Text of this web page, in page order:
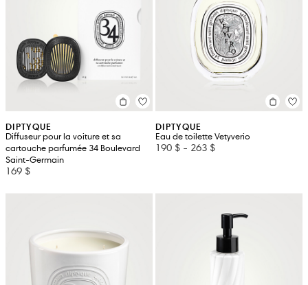
DIPTYQUE
Diffuseur pour la voiture et sa
cartouche parfumée 34 Boulevard
Saint-Germain
169 $
DIPTYQUE
Eau de toilette Vetyverio
190 $ - 263 $